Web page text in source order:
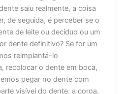
saiu realmente, a coisa
de seguida, é perceber se o
de leite ou decíduo ou um
dente definitivo? Se for um
reimplantá-lo
recolocar o dente em boca,
pegar no dente com
visível do dente, a coroa,